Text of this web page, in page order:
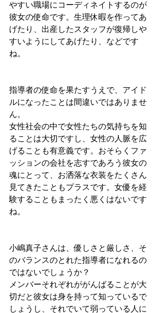
やすい職場にコーディネイトするのが
彼女の使命です。生理休暇を作ってあ
げたり、出産したスタッフが復帰しや
すいようにしてあげたり、などです
ね。
指導者の使命を果たすうえで、アイド
ルになったことは間違いではありませ
ん。
女性社会の中で女性たちの気持ちを知
ることは大切ですし、女性の人脈を広
げることも有意義です。おそらくファ
ッションの会社を志すであろう彼女の
魂にとって、お洒落な衣装をたくさん
見てきたこともプラスです。女優を経
験することもまったく悪くはないです
ね。
小嶋真子さんは、優しさと厳しさ、そ
のバランスのとれた指導者になれるの
ではないでしょうか？
メンバーそれぞれががんばることが大
切だと彼女は身を持って知っているで
しょうし、それでいて弱っている人に